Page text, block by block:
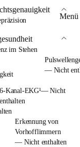
Menü
im Stehen
— Nicht
6-Kanal-EKG¹— Nicht
enthalten
Erkennung von
Vorhofflimmern
— Nicht enthalten